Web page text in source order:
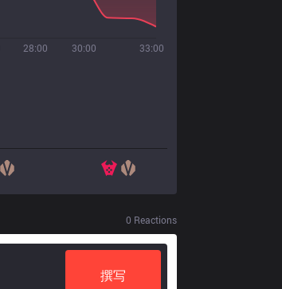
28:00 30:00 33:00
0 Reactions
撰写